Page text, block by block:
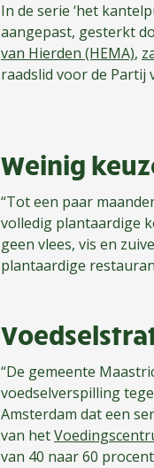
In de serie ‘het
aangepast, gesterkt
van Hierden (HEMA),
raadslid voor de Partij
Weinig
“Tot een paar
volledig plantaardige
geen vlees, vis en
plantaardige
“De gemeente
voedselverspilling
Amsterdam dat een
van het
van 40 naar 60